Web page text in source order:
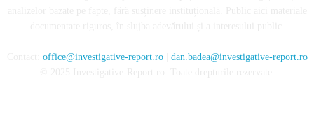
office@investigative-report.ro| dan.badea@investigative-report.ro